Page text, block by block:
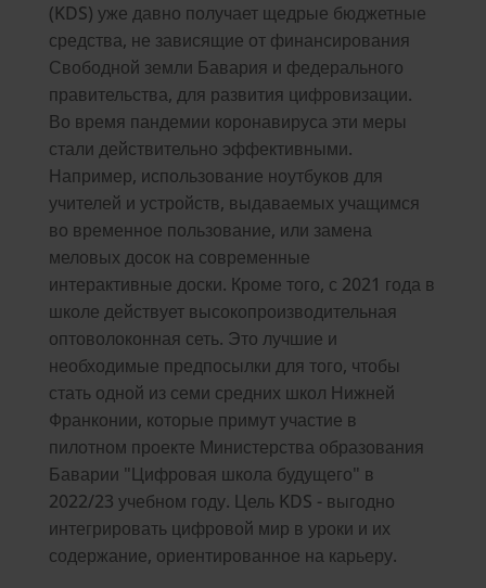
(KDS) уже давно получает щедрые бюджетные
средства, не зависящие от финансирования
Свободной земли Бавария и федерального
правительства, для развития цифровизации.
Во время пандемии коронавируса эти меры
стали действительно эффективными.
Например, использование ноутбуков для
учителей и устройств, выдаваемых учащимся
во временное пользование, или замена
меловых досок на современные
интерактивные доски. Кроме того, с 2021 года в
школе действует высокопроизводительная
оптоволоконная сеть. Это лучшие и
необходимые предпосылки для того, чтобы
стать одной из семи средних школ Нижней
Франконии, которые примут участие в
пилотном проекте Министерства образования
Баварии "Цифровая школа будущего" в
2022/23 учебном году. Цель KDS - выгодно
интегрировать цифровой мир в уроки и их
содержание, ориентированное на карьеру.